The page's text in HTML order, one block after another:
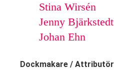
Stina Wirsén
Jenny Bjärkstedt
Johan Ehn
Dockmakare / Attributör